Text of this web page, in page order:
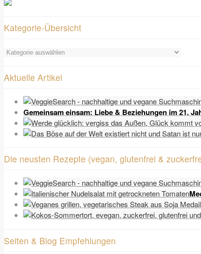
Kategorie-Übersicht
Kategorie-
Aktuelle Artikel
Gemeinsam einsam: Liebe & Beziehungen im 21.
Die neusten Rezepte (vegan, glutenfrei &
Seiten & Blog Empfehlungen